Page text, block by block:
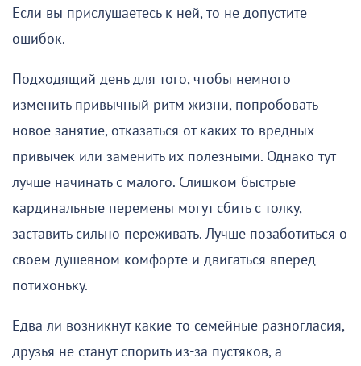
Если вы прислушаетесь к ней, то не допустите
ошибок.
Подходящий день для того, чтобы немного
изменить привычный ритм жизни, попробовать
новое занятие, отказаться от каких-то вредных
привычек или заменить их полезными. Однако тут
лучше начинать с малого. Слишком быстрые
кардинальные перемены могут сбить с толку,
заставить сильно переживать. Лучше позаботиться о
своем душевном комфорте и двигаться вперед
потихоньку.
Едва ли возникнут какие-то семейные разногласия,
друзья не станут спорить из-за пустяков, а